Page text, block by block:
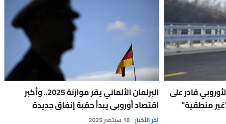
قادر على
منطقية"
البرلمان الألماني يقر موازنة 2025.. وأكبر
اقتصاد أوروبي يبدأ حقبة إنفاق جديدة
آخر الأخبار 18 سبتمبر 2025